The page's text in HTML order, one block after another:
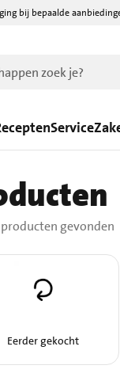
bij bepaalde
Service
gevonden
Eerder gekocht